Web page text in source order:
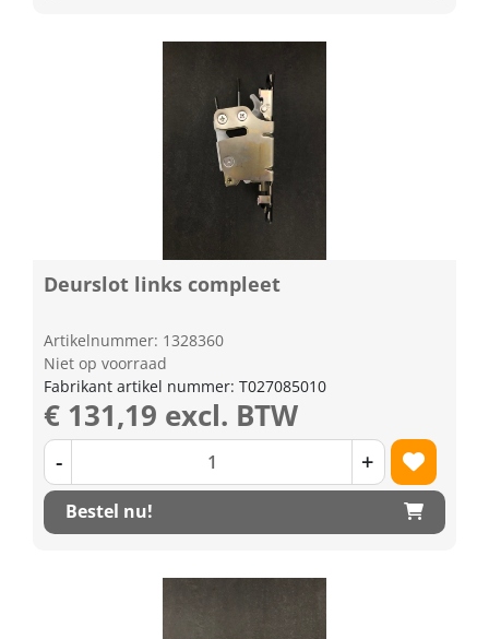
Deurslot links compleet
Artikelnummer: 1328360
Niet op voorraad
Fabrikant artikel nummer: T027085010
€ 131,19 excl. BTW
- +
Bestel nu!